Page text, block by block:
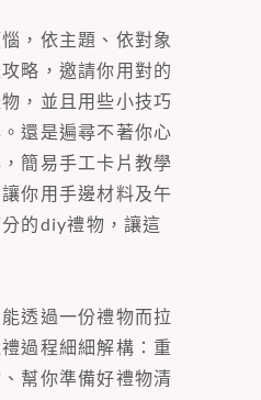
，依主題、依對象
略，邀請你用對的
，並且用些小技巧
還是遍尋不著你心
簡易手工卡片教學
你用手邊材料及午
的diy禮物，讓這
透過一份禮物而拉
過程細細解構：重
幫你準備好禮物清